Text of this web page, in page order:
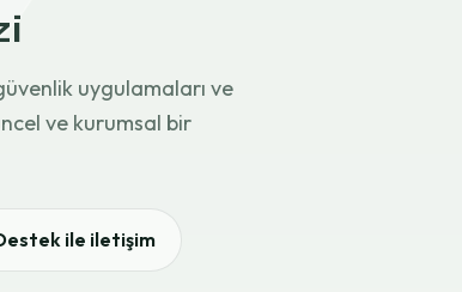
uygulamaları ve
ve kurumsal bir
ile iletişim